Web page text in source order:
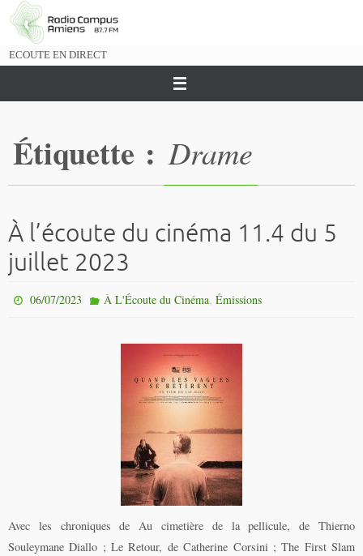
Passer
vers
ECOUTE EN DIRECT
Étiquette : Drame
À l’écoute du cinéma 11.4 du 5
juillet 2023
06/07/2023 À L'Écoute du Cinéma, Émissions
Avec les chroniques de Au cimetière de la pellicule, de Thierno
Souleymane Diallo ; Le Retour, de Catherine Corsini ; The First Slam